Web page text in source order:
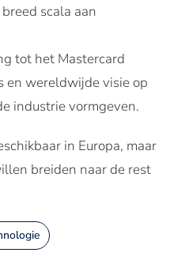
scala aan
tot het Mastercard
en wereldwijde visie op
industrie vormgeven.
in Europa, maar
breiden naar de rest